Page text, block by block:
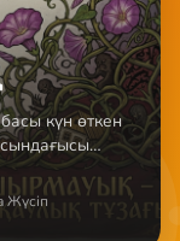
басы күн өткен
орап алғ...
Жүсіп